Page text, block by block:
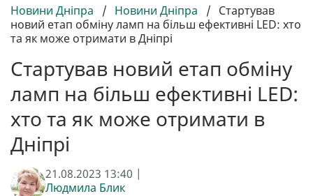
Новини Дніпра / Новини Дніпра / Стартував
новий етап обміну ламп на більш ефективні LED: хто
та як може отримати в Дніпрі
Стартував новий етап обміну
ламп на більш ефективні LED:
хто та як може отримати в
Дніпрі
21.08.2023 13:40 |
Людмила Блик